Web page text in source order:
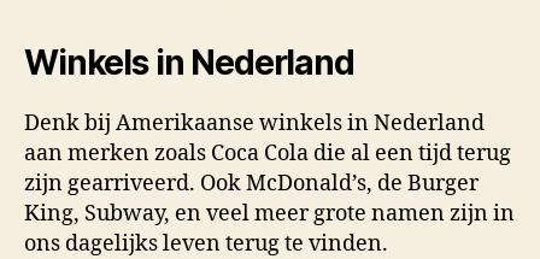
Winkels in Nederland
Denk bij Amerikaanse winkels in Nederland
aan merken zoals Coca Cola die al een tijd terug
zijn gearriveerd. Ook McDonald’s, de Burger
King, Subway, en veel meer grote namen zijn in
ons dagelijks leven terug te vinden.